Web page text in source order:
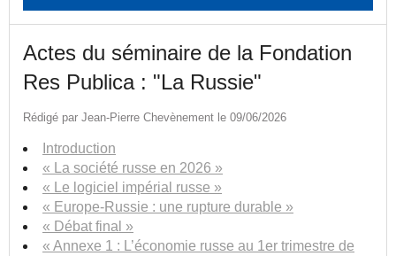
Actes du séminaire de la Fondation
Res Publica : "La Russie"
Rédigé par Jean-Pierre Chevènement le 09/06/2026
Introduction
« La société russe en 2026 »
« Le logiciel impérial russe »
« Europe-Russie : une rupture durable »
« Débat final »
« Annexe 1 : L’économie russe au 1er trimestre de